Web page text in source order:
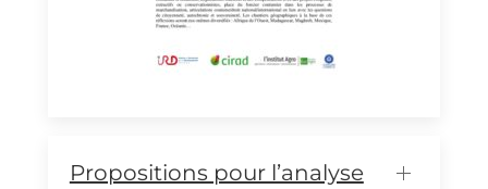
Propositions pour l’analyse